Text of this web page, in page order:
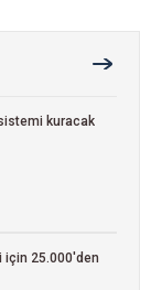
kuracak
için 25.000'den